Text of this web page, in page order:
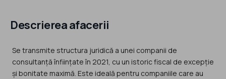
Descrierea afacerii
Se transmite structura juridică a unei companii de
consultanță înființate în 2021, cu un istoric fiscal de excepție
și bonitate maximă. Este ideală pentru companiile care au